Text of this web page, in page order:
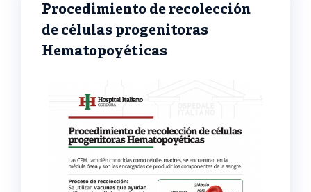
Procedimiento de recolección
de células progenitoras
Hematopoyéticas